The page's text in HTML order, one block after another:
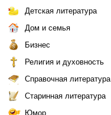
Детская литература
Дом и семья
Бизнес
Религия и духовность
Справочная литература
Старинная литература
Юмор